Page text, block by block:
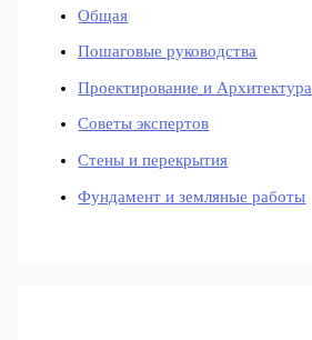
Общая
Пошаговые руководства
Проектирование и Архитектура
Советы экспертов
Стены и перекрытия
Фундамент и земляные работы